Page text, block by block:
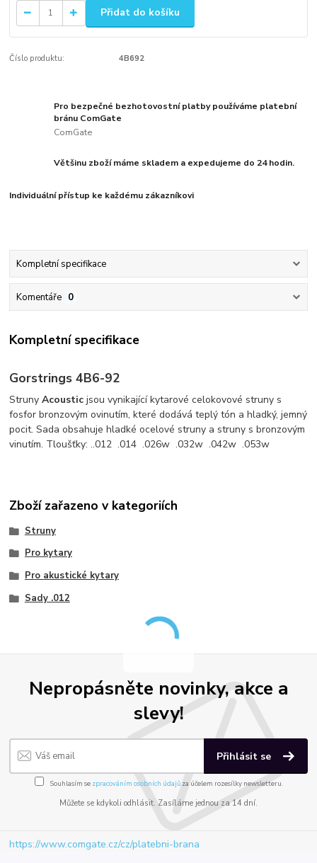
Přidat do košíku
Číslo produktu: 4B692
Pro bezpečné bezhotovostní platby používáme platební
bránu ComGate
ComGate
Většinu zboží máme skladem a expedujeme do 24 hodin.
Individuální přístup ke každému zákazníkovi
Kompletní specifikace
Komentáře 0
Kompletní specifikace
Gorstrings 4B6-92
StrunyAcoustic jsou vynikající kytarové celokovové struny s
fosfor bronzovým ovinutím, které dodává teplý tón a hladký, jemný
pocit. Sada obsahuje hladké ocelové struny a struny s bronzovým
vinutím. Tloušťky: ..012 .014 .026w .032w .042w .053w
Zboží zařazeno v kategoriích
Struny
Pro kytary
Pro akustické kytary
Sady .012
Nepropásněte novinky, akce a
slevy!
Přihlásit se
Souhlasím se zpracováním osobních údajůza účelem rozesílky newsletteru.
Můžete se kdykoli odhlásit. Zasíláme jednou za 14 dní.
https://www.comgate.cz/cz/platebni-brana